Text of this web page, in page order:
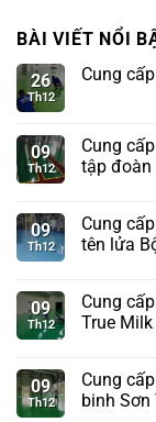
BÀI VIẾT NỔI
26
Th12
Cung
09
Th12
Cung
tập đoàn
09
Th12
Cung
tên lửa
09
Th12
Cung
True Milk
09
Th12
Cung
binh Sơn